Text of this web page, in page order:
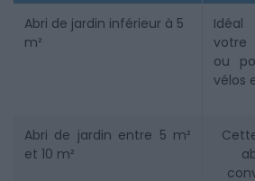
Abri de jardin inférieur à 5
m²
votre
ou
vélos
Abri de jardin entre 5 m²
et 10 m²